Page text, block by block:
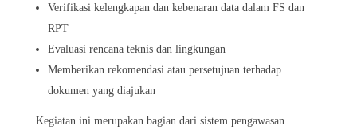
Verifikasi kelengkapan dan kebenaran data dalam FS dan
RPT
Evaluasi rencana teknis dan lingkungan
Memberikan rekomendasi atau persetujuan terhadap
dokumen yang diajukan
Kegiatan ini merupakan bagian dari sistem pengawasan